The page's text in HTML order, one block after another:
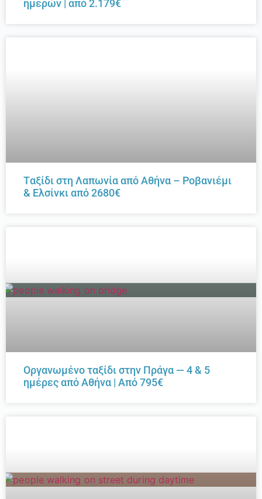
ημερών | από 2.179€
Tαξίδι στη Λαπωνία από Αθήνα – Ροβανιέμι
& Ελσίνκι από 2680€
Οργανωμένο ταξίδι στην Πράγα — 4 & 5
ημέρες από Αθήνα | Από 795€